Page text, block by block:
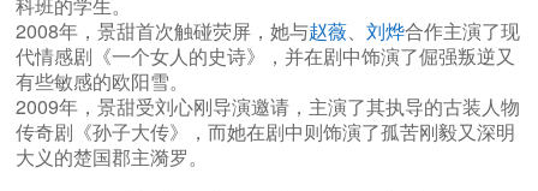
2008年，景甜首次触碰荧屏，她与赵薇、 刘烨合作主演了现
代情感剧《一个女人的史诗》，并在剧中饰演了倔强叛逆又
有些敏感的欧阳雪。
2009年，景甜受刘心刚导演邀请，主演了其执导的古装人物
传奇剧《孙子大传》，而她在剧中则饰演了孤苦刚毅又深明
大义的楚国郡主漪罗。